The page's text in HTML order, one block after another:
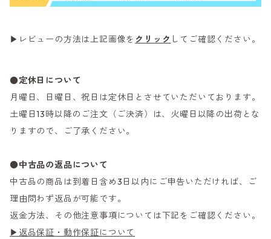
▶レビューの方法は上記画像を クリック してご確認ください。
●定休日について
月曜日、日曜日、祝日は定休日とさせていただいております。
土曜日13時以降のご注文（ご決済）は、火曜日以降の出荷とな
りますので、ご了承ください。
●中古品の返品について
中古品の商品は到着日含め3日以内にご申告いただければ、ご
理由問わず返品が可能です。
返金方法、その他注意事項については下記をご確認ください。
▶返品保証・動作保証について